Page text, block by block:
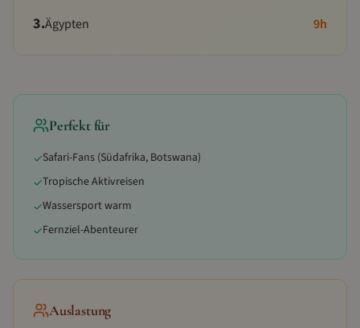
3.Ägypten 9h
Perfekt für
✓Safari-Fans (Südafrika, Botswana)
✓Tropische Aktivreisen
✓Wassersport warm
✓Fernziel-Abenteurer
Auslastung